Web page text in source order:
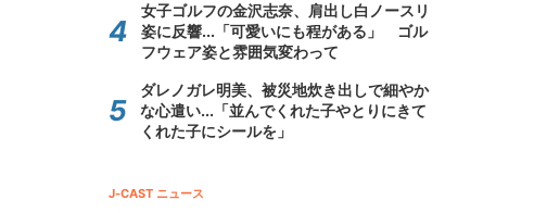
女子ゴルフの金沢志奈、肩出し白ノースリ
姿に反響...「可愛いにも程がある」 ゴル
フウェア姿と雰囲気変わって
ダレノガレ明美、被災地炊き出しで細やか
な心遣い...「並んでくれた子やとりにきて
くれた子にシールを」
J-CAST ニュース